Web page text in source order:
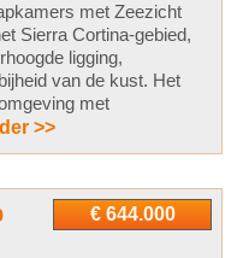
met Zeezicht
Sierra Cortina-gebied,
ligging,
van de kust. Het
met
>>
€ 644.000